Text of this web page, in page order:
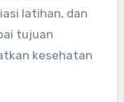
latihan, dan
tujuan
kesehatan